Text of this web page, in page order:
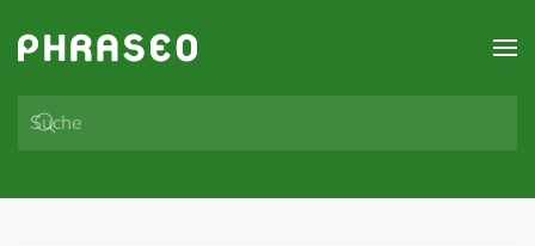
Zum Hauptinhalt springen